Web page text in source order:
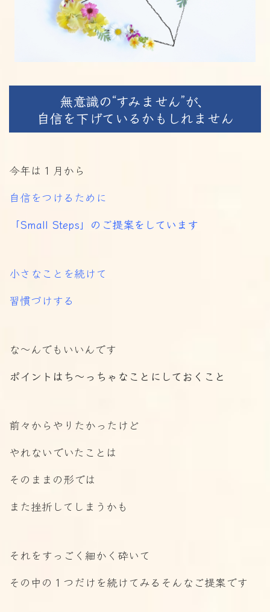
無意識の“すみません”が、
自信を下げているかもしれません
今年は１月から
自信をつけるために
「Small Steps」のご提案をしています
小さなことを続けて
習慣づけする
な～んでもいいんです
ポイントはち～っちゃなことにしておくこと
前々からやりたかったけど
やれないでいたことは
そのままの形では
また挫折してしまうかも
それをすっごく細かく砕いて
その中の１つだけを続けてみるそんなご提案です